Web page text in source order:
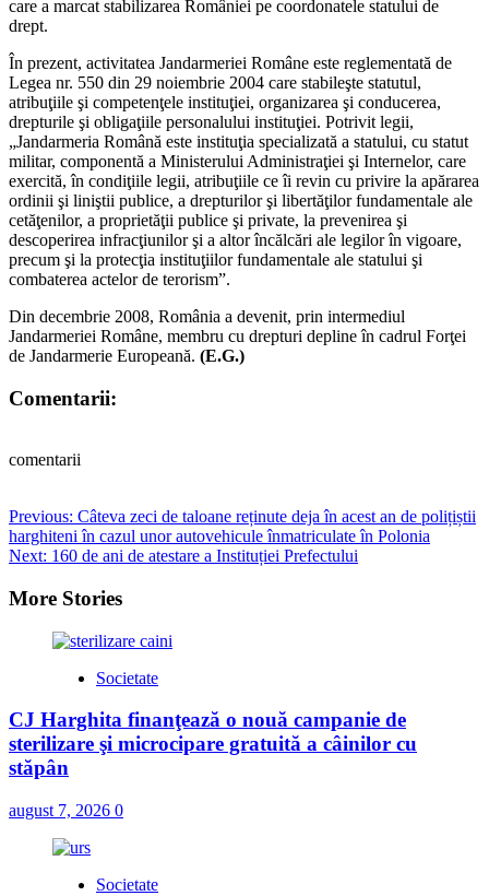
care a marcat stabilizarea României pe coordonatele statului de
drept.
În prezent, activitatea Jandarmeriei Române este reglementată de
Legea nr. 550 din 29 noiembrie 2004 care stabileşte statutul,
atribuţiile şi competenţele instituţiei, organizarea şi conducerea,
drepturile şi obligaţiile personalului instituţiei. Potrivit legii,
„Jandarmeria Română este instituţia specializată a statului, cu statut
militar, componentă a Ministerului Administraţiei şi Internelor, care
exercită, în condiţiile legii, atribuţiile ce îi revin cu privire la apărarea
ordinii şi liniştii publice, a drepturilor şi libertăţilor fundamentale ale
cetăţenilor, a proprietăţii publice şi private, la prevenirea şi
descoperirea infracţiunilor şi a altor încălcări ale legilor în vigoare,
precum şi la protecţia instituţiilor fundamentale ale statului şi
combaterea actelor de terorism”.
Din decembrie 2008, România a devenit, prin intermediul
Jandarmeriei Române, membru cu drepturi depline în cadrul Forţei
de Jandarmerie Europeană. (E.G.)
Comentarii:
comentarii
Post
navigation
Previous: Câteva zeci de taloane reținute deja în acest an de polițiștii
harghiteni în cazul unor autovehicule înmatriculate în Polonia
Next: 160 de ani de atestare a Instituției Prefectului
More Stories
Societate
CJ Harghita finanţează o nouă campanie de
sterilizare şi microcipare gratuită a câinilor cu
stăpân
august 7, 2026 0
Societate